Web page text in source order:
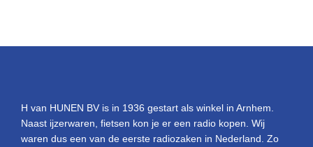
H van HUNEN BV is in 1936 gestart als winkel in Arnhem.
Naast ijzerwaren, fietsen kon je er een radio kopen. Wij
waren dus een van de eerste radiozaken in Nederland. Zo